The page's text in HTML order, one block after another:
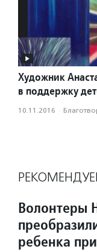
Художник
в поддержку
10.11.2016 ·
Волонтеры
ребенка